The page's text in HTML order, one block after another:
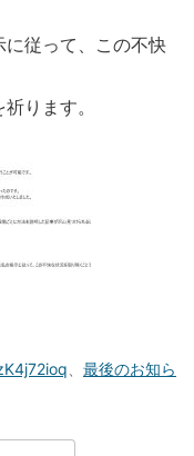
従って、この不快
ります。
最後のお知ら